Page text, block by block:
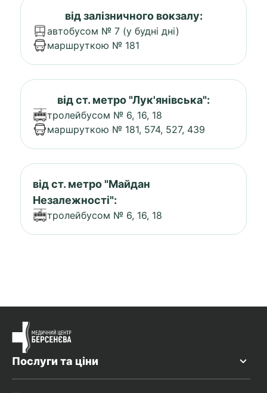
від залізничного вокзалу:
автобусом № 7 (у будні дні)
маршруткою № 181
від ст. метро "Лук'янівська":
тролейбусом № 6, 16, 18
маршруткою № 181, 574, 527, 439
від ст. метро "Майдан
Незалежності":
тролейбусом № 6, 16, 18
Послуги та ціни